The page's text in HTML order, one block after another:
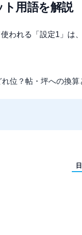
ト用語を解説
われる「設定1」は
位？帖・坪への換